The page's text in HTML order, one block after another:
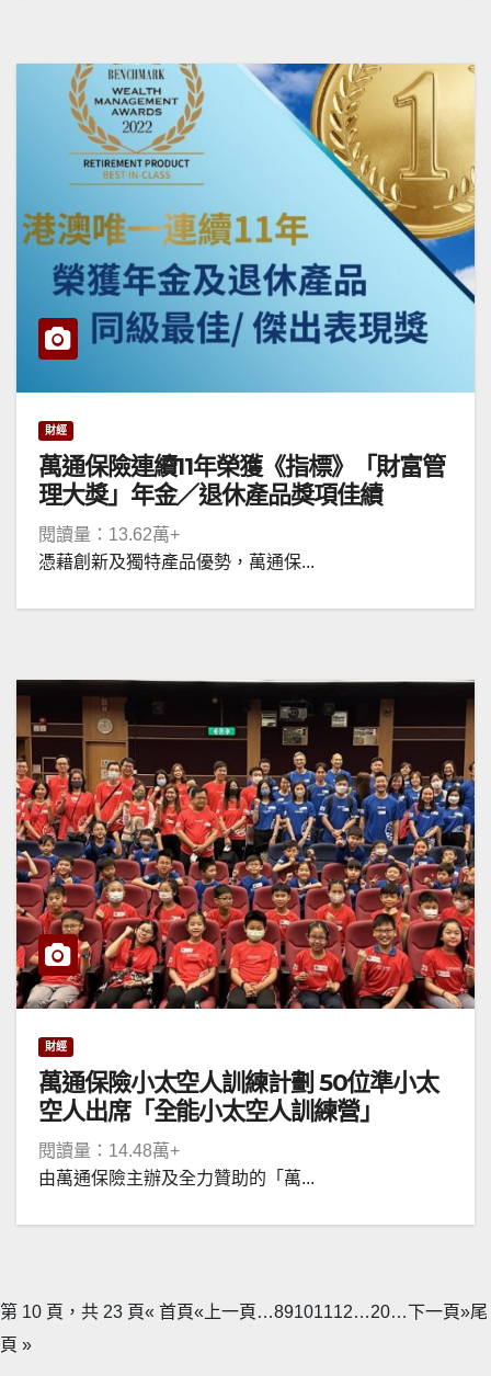
財經
萬通保險連續11年榮獲《指標》「財富管
理大獎」年金／退休產品獎項佳績
閱讀量：13.62萬+
憑藉創新及獨特產品優勢，萬通保...
財經
萬通保險小太空人訓練計劃 50位準小太
空人出席「全能小太空人訓練營」
閱讀量：14.48萬+
由萬通保險主辦及全力贊助的「萬...
第 10 頁，共 23 頁« 首頁«上一頁 …89101112…20…下一頁»尾
頁 »